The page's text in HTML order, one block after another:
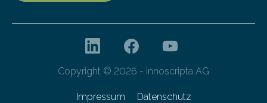
Copyright © 2026 - innoscripta AG
Impressum Datenschutz